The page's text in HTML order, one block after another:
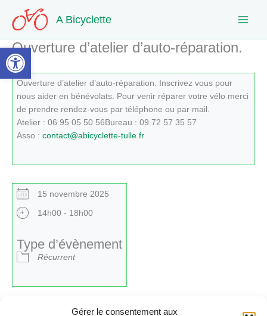
Ouvrir la barre d’outils
Gérer le consentement aux
contenu
A Bicyclette
Ouverture d’atelier d’auto-réparation.
Ouverture d’atelier d’auto-réparation. Inscrivez vous pour
nous aider en bénévolats. Pour venir réparer votre vélo merci
de prendre rendez-vous par téléphone ou par mail.
Atelier : 06 95 05 50 56Bureau : 09 72 57 35 57
Asso : contact@abicyclette-tulle.fr
15 novembre 2025
14h00 - 18h00
Type d’évènement
Récurrent